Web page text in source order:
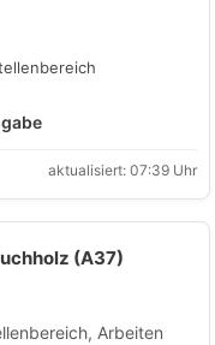
aktualisiert: 07:39 Uhr
(A37)
Arbeiten